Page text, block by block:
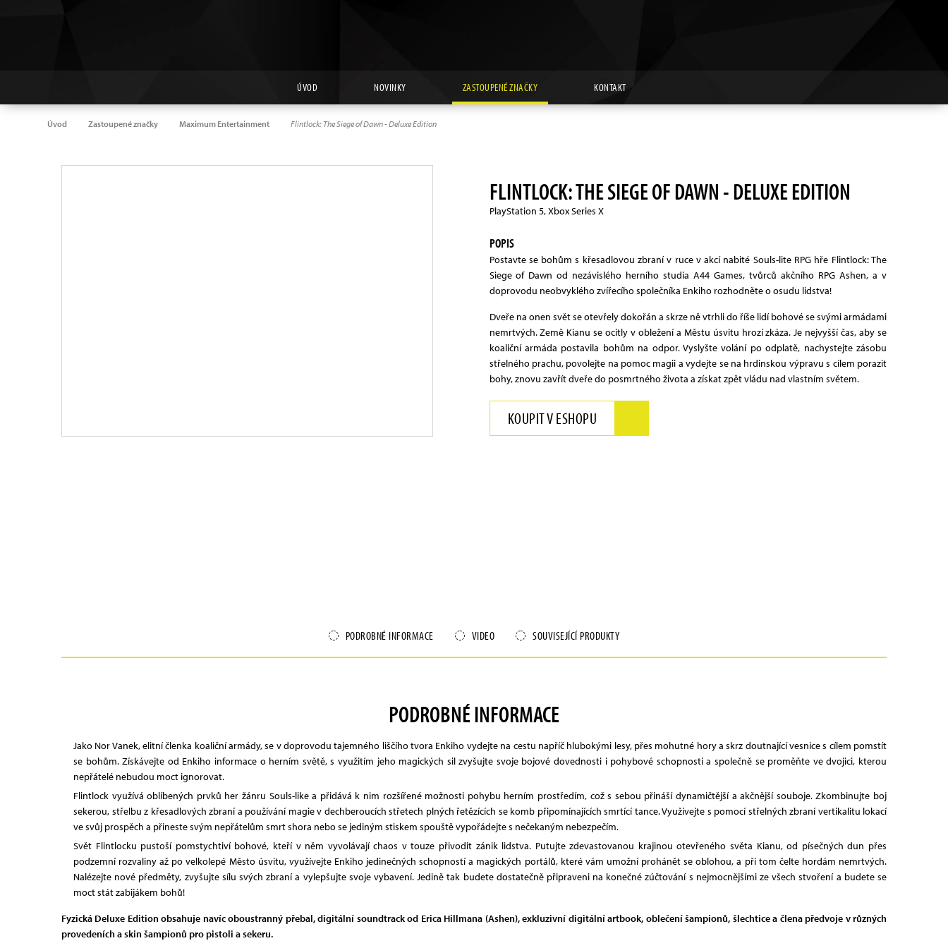
ÚVOD NOVINKY ZASTOUPENÉ ZNAČKY KONTAKT
Úvod Zastoupené značky Maximum Entertainment Flintlock: The Siege of Dawn - Deluxe Edition
FLINTLOCK: THE SIEGE OF DAWN - DELUXE EDITION
PlayStation 5, Xbox Series X
POPIS
Postavte se bohům s křesadlovou zbraní v ruce v akcí nabité Souls-lite RPG hře Flintlock: The
Siege of Dawn od nezávislého herního studia A44 Games, tvůrců akčního RPG Ashen, a v
doprovodu neobvyklého zvířecího společníka Enkiho rozhodněte o osudu lidstva!
Dveře na onen svět se otevřely dokořán a skrze ně vtrhli do říše lidí bohové se svými armádami
nemrtvých. Země Kianu se ocitly v obležení a Městu úsvitu hrozí zkáza. Je nejvyšší čas, aby se
koaliční armáda postavila bohům na odpor. Vyslyšte volání po odplatě, nachystejte zásobu
střelného prachu, povolejte na pomoc magii a vydejte se na hrdinskou výpravu s cílem porazit
bohy, znovu zavřít dveře do posmrtného života a získat zpět vládu nad vlastním světem.
KOUPIT V ESHOPU
PODROBNÉ INFORMACE VIDEO SOUVISEJÍCÍ PRODUKTY
PODROBNÉ INFORMACE
Jako Nor Vanek, elitní členka koaliční armády, se v doprovodu tajemného liščího tvora Enkiho vydejte na cestu napříč hlubokými lesy, přes mohutné hory a skrz doutnající vesnice s cílem pomstít
se bohům. Získávejte od Enkiho informace o herním světě, s využitím jeho magických sil zvyšujte svoje bojové dovednosti i pohybové schopnosti a společně se proměňte ve dvojici, kterou
nepřátelé nebudou moct ignorovat.
Flintlock využívá oblíbených prvků her žánru Souls-like a přidává k nim rozšířené možnosti pohybu herním prostředím, což s sebou přináší dynamičtější a akčnější souboje. Zkombinujte boj
sekerou, střelbu z křesadlových zbraní a používání magie v dechberoucích střetech plných řetězících se komb připomínajících smrtící tance. Využívejte s pomocí střelných zbraní vertikalitu lokací
ve svůj prospěch a přineste svým nepřátelům smrt shora nebo se jediným stiskem spouště vypořádejte s nečekaným nebezpečím.
Svět Flintlocku pustoší pomstychtiví bohové, kteří v něm vyvolávají chaos v touze přivodit zánik lidstva. Putujte zdevastovanou krajinou otevřeného světa Kianu, od písečných dun přes
podzemní rozvaliny až po velkolepé Město úsvitu, využívejte Enkiho jedinečných schopností a magických portálů, které vám umožní prohánět se oblohou, a při tom čelte hordám nemrtvých.
Nalézejte nové předměty, zvyšujte sílu svých zbraní a vylepšujte svoje vybavení. Jedině tak budete dostatečně připraveni na konečné zúčtování s nejmocnějšími ze všech stvoření a budete se
moct stát zabijákem bohů!
Fyzická Deluxe Edition obsahuje navíc oboustranný přebal, digitální soundtrack od Erica Hillmana (Ashen), exkluzivní digitální artbook, oblečení šampionů, šlechtice a člena předvoje v různých
provedeních a skin šampionů pro pistoli a sekeru.